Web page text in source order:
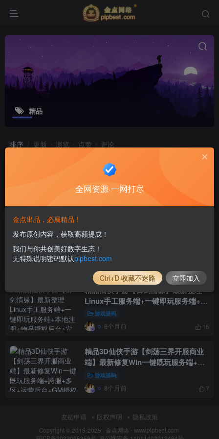
精品
排序 更新 浏览 点赞 评论
精品仙侠手游【仙梦奇缘又名御剑飞
仙】最新整理win一键服务端+安卓苹
果双端+二区+跨服+GM授权后台
游戏源码
精品仙侠手游【逆水决】最新整理WIN
系一键即玩服务端+安卓苹果端+GM后
台+详细搭建教程
游戏源码
精品仙侠手游【御剑情缘】最新整理
Linux手工服务端+一键即玩服务端+本
地注册+物品授权后台+安卓苹果双端
+视频教程
游戏源码
8个月前 15
精品3D仙侠手游【剑荡三界开服商业
端】最新修复Win一键既玩服务端+跨
服+多区+运营后台+GM授权后台+安
卓苹果双端
游戏源码
8个月前 7
友链申请 版权声明 隐私政策
Copyright © 2015-2025 · 金点网络 - www.pipbest.com
全网资源·一网打尽
金点出品，必属精品！
发布原创内容，获取高额提成！
我们与你共创美好数字生态！
无特殊说明密码默认pipbest.com
Ctrl+D 收藏不迷路 立即加入